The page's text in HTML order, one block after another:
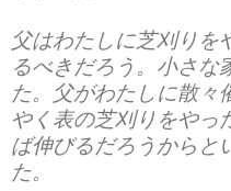
父はわたしに芝刈りを
るべきだろう。小さな
た。父がわたしに散々
やく表の芝刈りをやっ
ば伸びるだろうからと
た。